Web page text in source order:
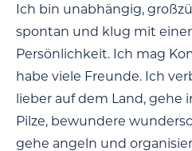
Ich bin unabhängig,
spontan und klug mit
Persönlichkeit. Ich mag
habe viele Freunde. Ich
lieber auf dem Land, gehe
Pilze, bewundere
gehe angeln und